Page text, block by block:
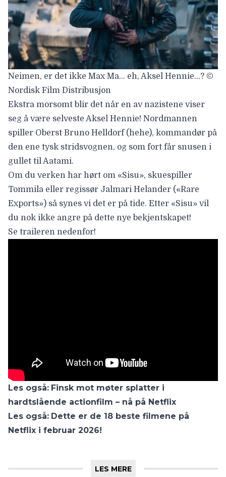
Neimen, er det ikke Max Ma… eh, Aksel Hennie…? ©
Nordisk Film Distribusjon
Ekstra morsomt blir det når en av nazistene viser
seg å være selveste Aksel Hennie! Nordmannen
spiller Oberst Bruno Helldorf (hehe), kommandør på
den ene tysk stridsvognen, og som fort får snusen i
gullet til Aatami.
Om du verken har hørt om «Sisu», skuespiller
Tommila eller regissør Jalmari Helander («Rare
Exports») så synes vi det er på tide. Etter «Sisu» vil
du nok ikke angre på dette nye bekjentskapet!
Se traileren nedenfor!
Les også: Finsk mot møter splatter i
hardtslående actionfilm – nå på Netflix
Les også: Dette er de 18 beste filmene på
Netflix i februar 2026!
LES MERE